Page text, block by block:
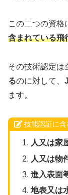
この二つの資格
含まれている飛
その技術認定は
るのに対して、
ます。
技能認証に
人又は家
人又は物
進入表面
地表又は